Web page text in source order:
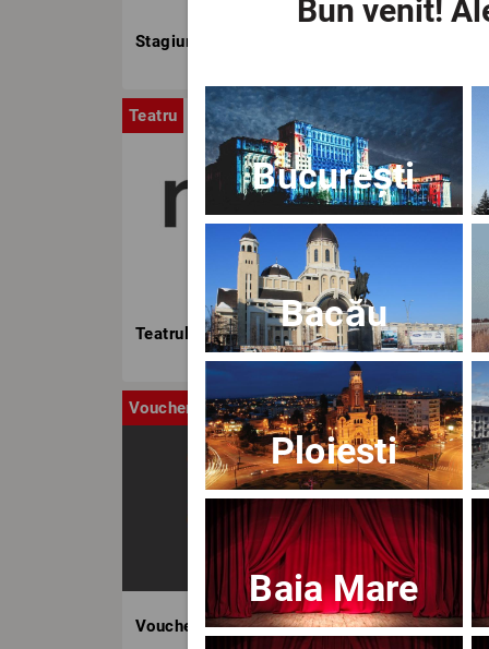
Stagiunea TNB
Teatru
Teatrul Nottara
Voucher
Voucher BILET.ro
Bun venit!
București
Bacău
Ploiesti
Baia Mare